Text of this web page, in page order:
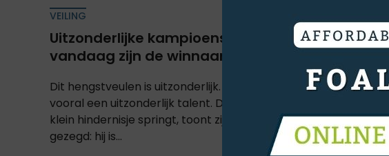
VEILING
Uitzonderlijke kampioensbloedlijnen van
vandaag zijn de winnaars van morgen!
Dit hengstveulen is uitzonderlijk. Een uitzonderlijke kleur, maar
vooral een uitzonderlijk talent. De manier waarop hij over een
klein hindernisje springt, toont zijn natuurlijk talent, of beter
gezegd: hij is...